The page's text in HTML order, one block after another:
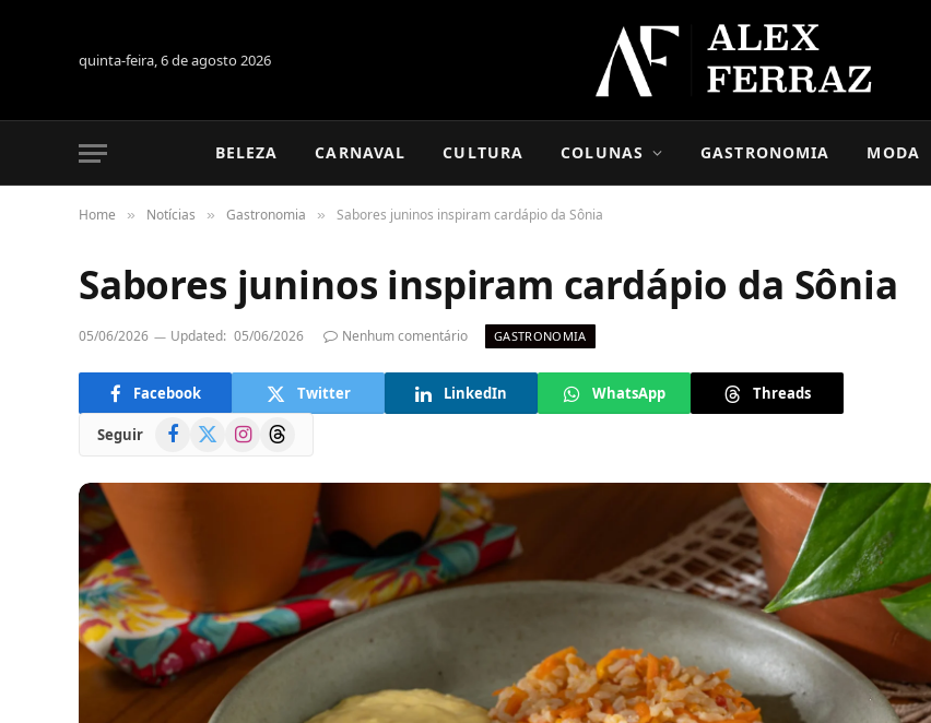
quinta-feira, 6 de agosto 2026
BELEZA CARNAVAL CULTURA COLUNAS GASTRONOMIA MODA
Home » Notícias » Gastronomia » Sabores juninos inspiram cardápio da Sônia
Sabores juninos inspiram cardápio da Sônia
05/06/2026 Updated: 05/06/2026 Nenhum comentário GASTRONOMIA
Facebook Twitter LinkedIn WhatsApp Threads
Seguir Facebook
(Twitter)
InstagramThreads